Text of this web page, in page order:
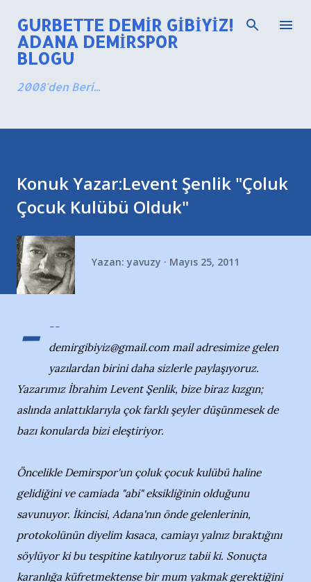
Ana içeriğe atla
GURBETTE DEMIR GIBIYIZ!
ADANA DEMIRSPOR
BLOGU
2008'den Beri...
Konuk Yazar:Levent Şenlik "Çoluk
Çocuk Kulübü Olduk"
Yazan: yavuzy Mayıs 25, 2011
-
--
demirgibiyiz@gmail.com mail adresimize gelen
yazılardan birini daha sizlerle paylaşıyoruz.
Yazarımız İbrahim Levent Şenlik, bize biraz kızgın;
aslında anlattıklarıyla çok farklı şeyler düşünmesek de
bazı konularda bizi eleştiriyor.
Öncelikle Demirspor'un çoluk çocuk kulübü haline
gelidiğini ve camiada "abi" eksikliğinin olduğunu
savunuyor. İkincisi, Adana'nın önde gelenlerinin,
protokolünün diyelim kısaca, camiayı yalnız bıraktığını
söylüyor ki bu tespitine katılıyoruz tabii ki. Sonuçta
karanlığa küfretmektense bir mum yakmak gerektiğini